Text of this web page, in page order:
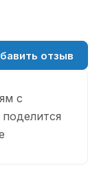
с
отзыв